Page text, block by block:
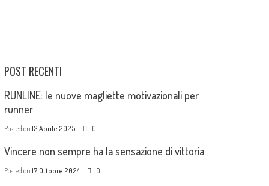
POST RECENTI
RUNLINE: le nuove magliette motivazionali per
runner
Posted on 12 Aprile 2025 0
Vincere non sempre ha la sensazione di vittoria
Posted on 17 Ottobre 2024 0